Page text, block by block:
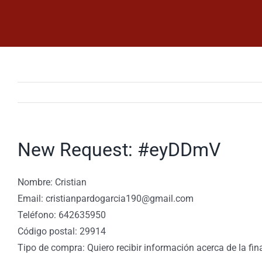
New Request: #eyDDmV
Nombre: Cristian
Email: cristianpardogarcia190@gmail.com
Teléfono: 642635950
Código postal: 29914
Tipo de compra: Quiero recibir información acerca de la